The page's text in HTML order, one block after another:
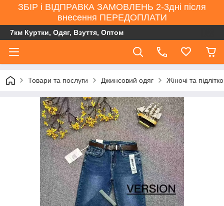
ЗБІР і ВІДПРАВКА ЗАМОВЛЕНЬ 2-3дні після
внесення ПЕРЕДОПЛАТИ
7км Куртки, Одяг, Взуття, Оптом
Товари та послуги Джинсовий одяг Жіночі та